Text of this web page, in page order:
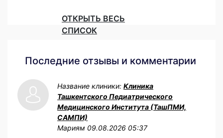
ОТКРЫТЬ ВЕСЬ
СПИСОК
Последние отзывы и комментарии
Название клиники: Клиника
Ташкентского Педиатрического
Медицинского Института (ТашПМИ,
САМПИ)
Мариям 09.08.2026 05:37